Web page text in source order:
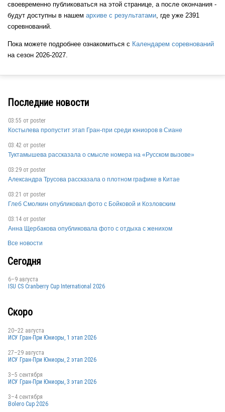
своевременно публиковаться на этой странице, а после окончания -
будут доступны в нашем архиве с результатами, где уже 2391
соревнований.
Пока можете подробнее ознакомиться с Календарем соревнований
на сезон 2026-2027.
Последние новости
03:55 от poster
Костылева пропустит этап Гран-при среди юниоров в Сиане
03:42 от poster
Туктамышева рассказала о смысле номера на «Русском вызове»
03:29 от poster
Александра Трусова рассказала о плотном графике в Китае
03:21 от poster
Глеб Смолкин опубликовал фото с Бойковой и Козловским
03:14 от poster
Анна Щербакова опубликовала фото с отдыха с женихом
Все новости
Сегодня
6–9 августа
ISU CS Cranberry Cup International 2026
Скоро
20–22 августа
ИСУ Гран-При Юниоры, 1 этап 2026
27–29 августа
ИСУ Гран-При Юниоры, 2 этап 2026
3–5 сентября
ИСУ Гран-При Юниоры, 3 этап 2026
3–4 сентября
Bolero Cup 2026